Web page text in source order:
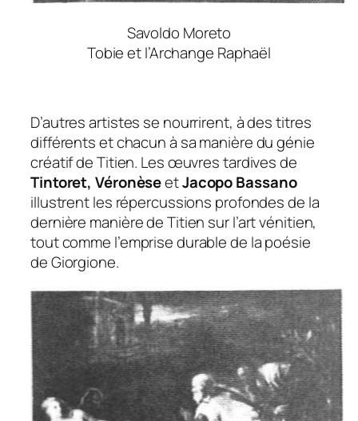
Savoldo Moreto
Tobie et l’Archange Raphaël
D’autres artistes se nourrirent, à des titres
différents et chacun à sa manière du génie
créatif de Titien. Les œuvres tardives de
Tintoret, VéronèseetJacopo Bassano
illustrent les répercussions profondes de la
dernière manière de Titien sur l’art vénitien,
tout comme l’emprise durable de la poésie
de Giorgione.